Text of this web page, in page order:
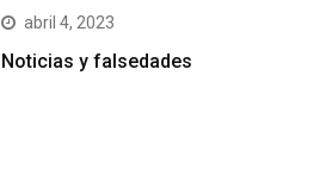
abril 4, 2023
Noticias y falsedades